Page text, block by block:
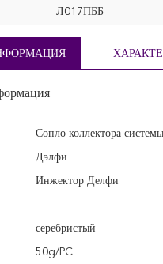
Л017ПББ
Сопло коллектора
Дэлфи
Инжектор Делфи
серебристый
50g/PC